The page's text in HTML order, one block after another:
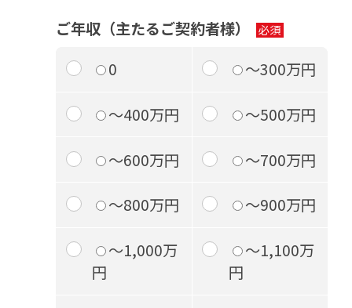
ご年収（主たるご契約者様）
0
～300万円
～400万円 ～500万円
～600万円 ～700万円
～800万円 ～900万円
～1,000万
円
～1,100万
円